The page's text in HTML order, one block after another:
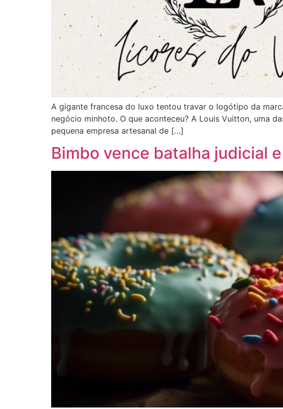
A gigante francesa do luxo tentou travar o logótipo da
negócio minhoto. O que aconteceu? A Louis Vuitton, uma
pequena empresa artesanal de […]
Bimbo vence batalha judicial